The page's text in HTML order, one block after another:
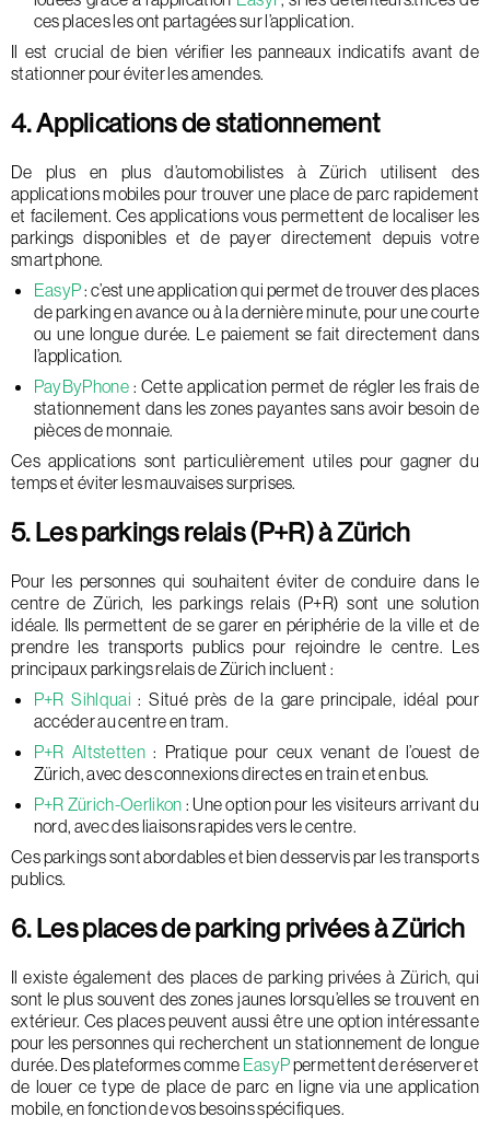
ces places les ont partagées sur l’application.
Il est crucial de bien vérifier les panneaux indicatifs avant de
stationner pour éviter les amendes.
4. Applications de stationnement
De plus en plus d’automobilistes à Zürich utilisent des
applications mobiles pour trouver une place de parc rapidement
et facilement. Ces applications vous permettent de localiser les
parkings disponibles et de payer directement depuis votre
smartphone.
EasyP: c’est une application qui permet de trouver des places
de parking en avance ou à la dernière minute, pour une courte
ou une longue durée. Le paiement se fait directement dans
l’application.
PayByPhone : Cette application permet de régler les frais de
stationnement dans les zones payantes sans avoir besoin de
pièces de monnaie.
Ces applications sont particulièrement utiles pour gagner du
temps et éviter les mauvaises surprises.
5. Les parkings relais (P+R) à Zürich
Pour les personnes qui souhaitent éviter de conduire dans le
centre de Zürich, les parkings relais (P+R) sont une solution
idéale. Ils permettent de se garer en périphérie de la ville et de
prendre les transports publics pour rejoindre le centre. Les
principaux parkings relais de Zürich incluent :
P+R Sihlquai: Situé près de la gare principale, idéal pour
accéder au centre en tram.
P+R Altstetten : Pratique pour ceux venant de l’ouest de
Zürich, avec des connexions directes en train et en bus.
P+R Zürich-Oerlikon : Une option pour les visiteurs arrivant du
nord, avec des liaisons rapides vers le centre.
Ces parkings sont abordables et bien desservis par les transports
publics.
6. Les places de parking privées à Zürich
Il existe également des places de parking privées à Zürich, qui
sont le plus souvent des zones jaunes lorsqu’elles se trouvent en
extérieur. Ces places peuvent aussi être une option intéressante
pour les personnes qui recherchent un stationnement de longue
durée. Des plateformes comme EasyPpermettent de réserver et
de louer ce type de place de parc en ligne via une application
mobile, en fonction de vos besoins spécifiques.